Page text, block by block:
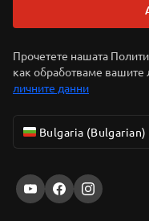
Прочетете нашата
как обработваме вашите
личните данни
Bulgaria (Bulgarian)